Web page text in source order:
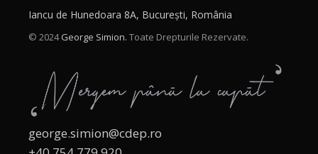
Iancu de Hunedoara 8A, București, România
© 2024George Simion. Toate Drepturile Rezervate.
george.simion@cdep.ro